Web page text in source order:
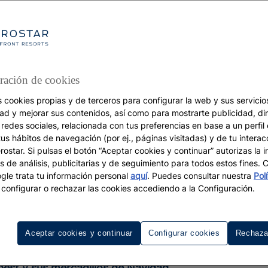
VACACIONES
De Nueva York a Mallorca
magia de los
navideños
Navidad
de cookies
cookies propias y de terceros para configurar la web y sus
y mejorar sus contenidos, así como para mostrarte publicidad,
sociales, relacionada con tus preferencias en base a un perfil
hábitos de navegación (por ej., páginas visitadas) y de tu
Si pulsas el botón “Aceptar cookies y continuar” autorizas la
de análisis, publicitarias y de seguimiento para todos estos fines.
trata tu información personal aquí. Puedes consultar nuestra
o rechazar las cookies accediendo a la Configuración.
Configurar cookies
Aceptar cookies y continuar